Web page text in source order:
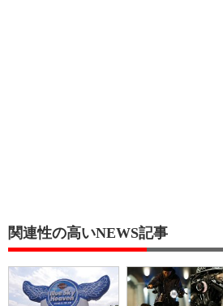
関連性の高いNEWS記事